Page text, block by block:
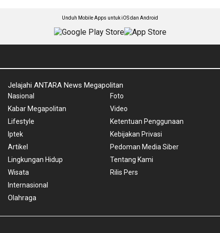
Unduh Mobile Apps untuk iOS dan Android
Jelajahi ANTARA News Megapolitan
Nasional
Kabar Megapolitan
Lifestyle
Iptek
Artikel
Lingkungan Hidup
Wisata
Internasional
Olahraga
Foto
Video
Ketentuan Penggunaan
Kebijakan Privasi
Pedoman Media Siber
Tentang Kami
Rilis Pers